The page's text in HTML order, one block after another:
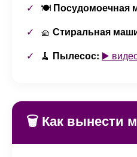
🍽️ Посудомоечная
🧺 Стиральная
🧹 Пылесос: ▶️
🗑️ Как вынести